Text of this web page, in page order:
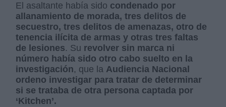
El asaltante había sido condenado por
allanamiento de morada, tres delitos de
secuestro, tres delitos de amenazas, otro de
tenencia ilícita de armas y otras tres faltas
de lesiones. Su revolver sin marca ni
número había sido otro cabo suelto en la
investigación, que la Audiencia Nacional
ordeno investigar para tratar de determinar
si se trataba de otra persona captada por
‘Kitchen’.